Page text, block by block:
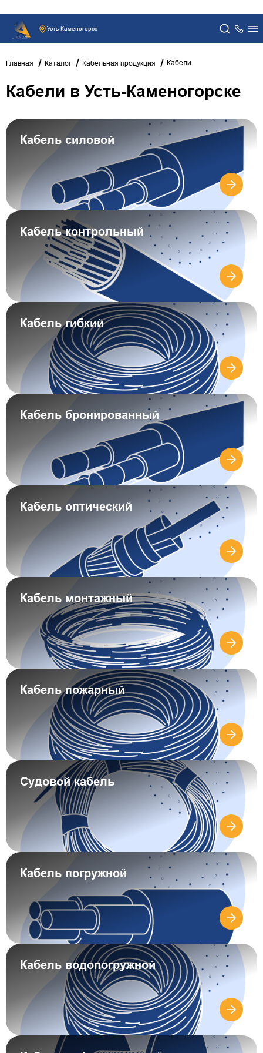
Усть-Каменогорск
Главная Каталог Кабельная продукция Кабели
Кабели в Усть-Каменогорске
Кабель силовой
Кабель контрольный
Кабель гибкий
Кабель бронированный
Кабель оптический
Кабель монтажный
Кабель пожарный
Судовой кабель
Кабель погружной
Кабель водопогружной